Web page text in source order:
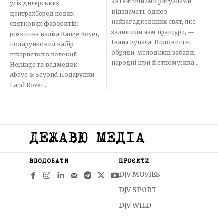
усіх дилерських
центрахСеред нових
святкових фаворитів:
розкішна валіза Range Rover,
подарунковий набір
шкарпеток з колекції
Heritage та ведмедик
Above & Beyond Подарунки
Land Rover...
відзначать одне з
найзагадковіших свят, яке
залишили нам пращури, —
Івана Купала. Видовищні
обряди, молодіжні забави,
народні ігри й етномузика...
ДЕЖАВЮ МЕДІА
ВПОДОБАТИ ПРОЄКТИ
DJV MOVIES
DJV SPORT
DJV WILD